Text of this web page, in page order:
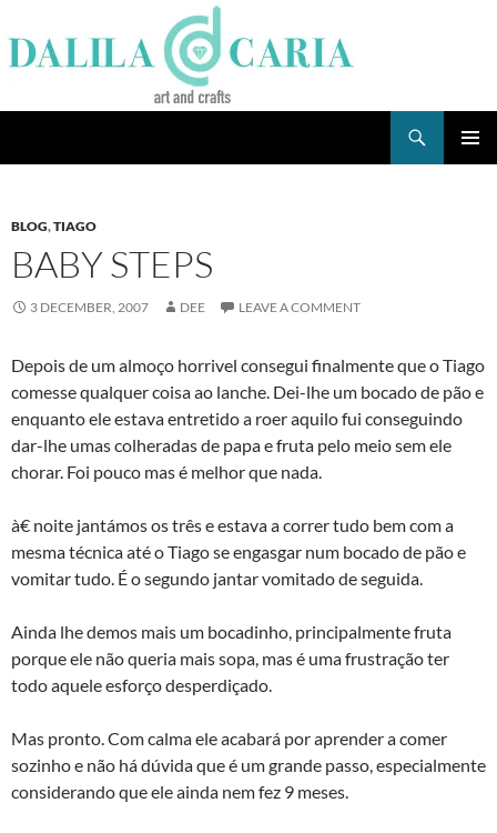
to
content
BLOG,TIAGO
BABY STEPS
3 DECEMBER, 2007 DEE LEAVE A COMMENT
Depois de um almoço horrivel consegui finalmente que o Tiago
comesse qualquer coisa ao lanche. Dei-lhe um bocado de pão e
enquanto ele estava entretido a roer aquilo fui conseguindo
dar-lhe umas colheradas de papa e fruta pelo meio sem ele
chorar. Foi pouco mas é melhor que nada.
à€ noite jantámos os três e estava a correr tudo bem com a
mesma técnica até o Tiago se engasgar num bocado de pão e
vomitar tudo. É o segundo jantar vomitado de seguida.
Ainda lhe demos mais um bocadinho, principalmente fruta
porque ele não queria mais sopa, mas é uma frustração ter
todo aquele esforço desperdiçado.
Mas pronto. Com calma ele acabará por aprender a comer
sozinho e não há dúvida que é um grande passo, especialmente
considerando que ele ainda nem fez 9 meses.